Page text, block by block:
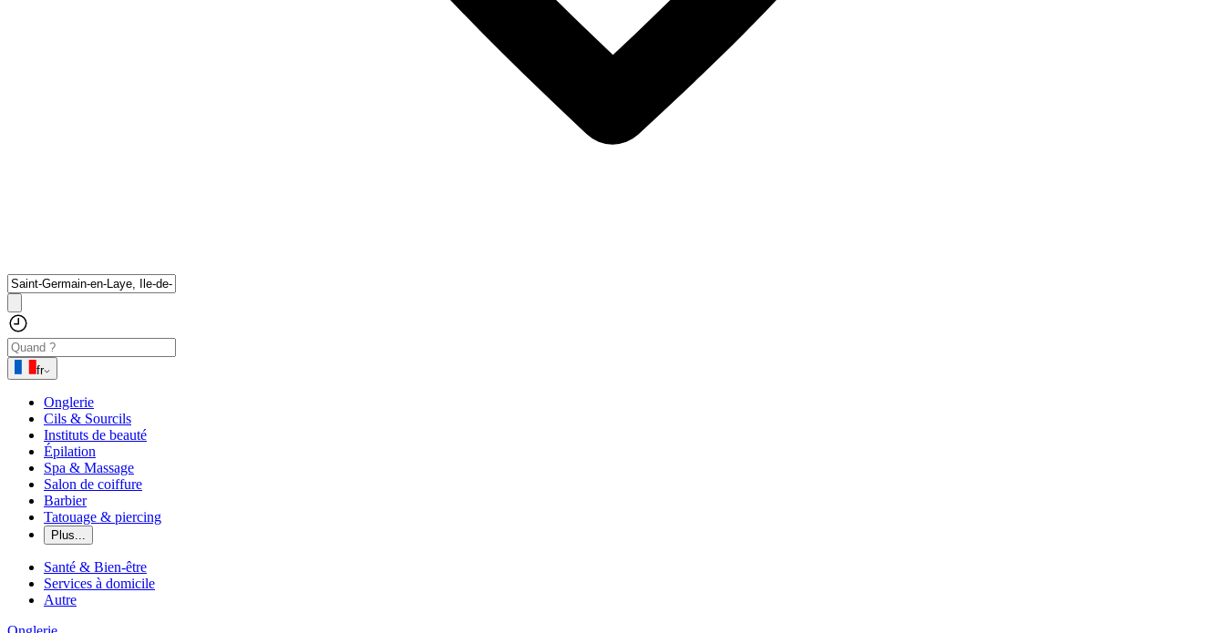
fr
Onglerie
Cils & Sourcils
Instituts de beauté
Épilation
Spa & Massage
Salon de coiffure
Barbier
Tatouage & piercing
Plus...
Santé & Bien-être
Services à domicile
Autre